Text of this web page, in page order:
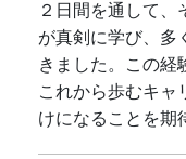
２日間を通して、
が真剣に学び、多
きました。この経
これから歩むキャ
けになることを期